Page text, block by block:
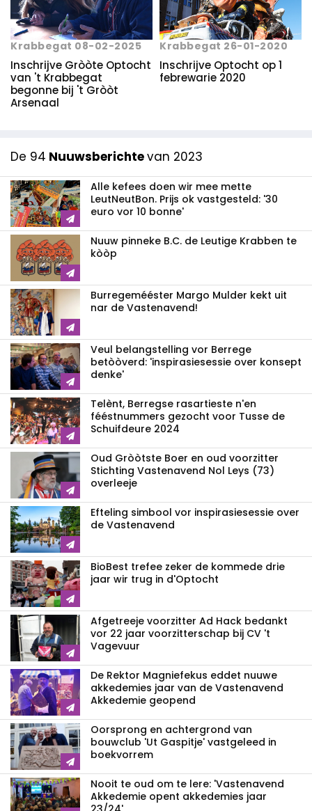
Krabbegat 08-02-2025
Inschrijve Gròòte Optocht
van 't Krabbegat
begonne bij 't Gròòt
Arsenaal
Krabbegat 26-01-2020
Inschrijve Optocht op 1
febrewarie 2020
De 94 Nuuwsberichtevan 2023
Alle kefees doen wir mee mette
LeutNeutBon. Prijs ok vastgesteld: '30
euro vor 10 bonne'
Nuuw pinneke B.C. de Leutige Krabben te
kòòp
Burregemééster Margo Mulder kekt uit
nar de Vastenavend!
Veul belangstelling vor Berrege
betòòverd: 'inspirasiesessie over konsept
denke'
Telènt, Berregse rasartieste n'en
fééstnummers gezocht voor Tusse de
Schuifdeure 2024
Oud Gròòtste Boer en oud voorzitter
Stichting Vastenavend Nol Leys (73)
overleeje
Efteling simbool vor inspirasiesessie over
de Vastenavend
BioBest trefee zeker de kommede drie
jaar wir trug in d'Optocht
Afgetreeje voorzitter Ad Hack bedankt
vor 22 jaar voorzitterschap bij CV 't
Vagevuur
De Rektor Magniefekus eddet nuuwe
akkedemies jaar van de Vastenavend
Akkedemie geopend
Oorsprong en achtergrond van
bouwclub 'Ut Gaspitje' vastgeleed in
boekvorrem
Nooit te oud om te lere: 'Vastenavend
Akkedemie opent akkedemies jaar